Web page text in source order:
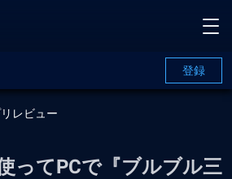
登録
レビュー
ってPCで『ブルブル三